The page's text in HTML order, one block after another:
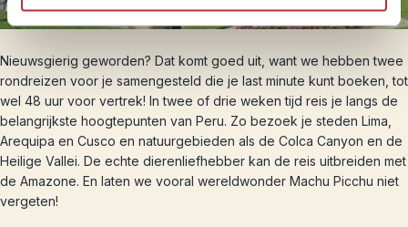
Nieuwsgierig geworden? Dat komt goed uit, want we hebben twee
rondreizen voor je samengesteld die je last minute kunt boeken, tot
wel 48 uur voor vertrek! In twee of drie weken tijd reis je langs de
belangrijkste hoogtepunten van Peru. Zo bezoek je steden Lima,
Arequipa en Cusco en natuurgebieden als de Colca Canyon en de
Heilige Vallei. De echte dierenliefhebber kan de reis uitbreiden met
de Amazone. En laten we vooral wereldwonder Machu Picchu niet
vergeten!